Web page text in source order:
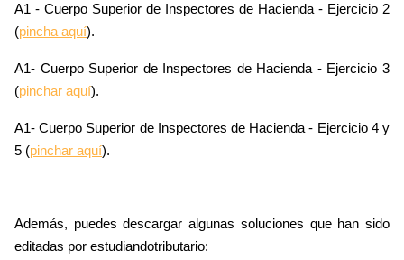
A1 - Cuerpo Superior de Inspectores de Hacienda - Ejercicio 2
(pincha aquí).
A1- Cuerpo Superior de Inspectores de Hacienda - Ejercicio 3
(pinchar aquí).
A1- Cuerpo Superior de Inspectores de Hacienda - Ejercicio 4 y
5 (pinchar aquí).
Además, puedes descargar algunas soluciones que han sido
editadas por estudiandotributario: